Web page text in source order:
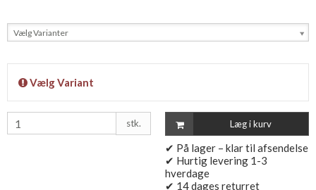
Vælg Varianter
Vælg Variant
stk. Læg i kurv
✔ På lager – klar til afsendelse
✔ Hurtig levering 1-3
hverdage
✔ 14 dages returret